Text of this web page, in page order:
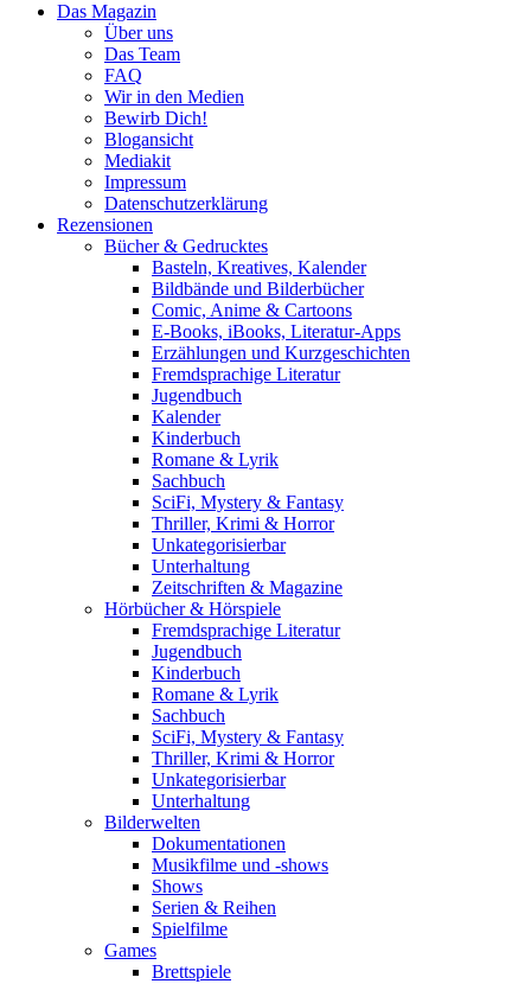
Das Magazin
Über uns
Das Team
FAQ
Wir in den Medien
Bewirb Dich!
Blogansicht
Mediakit
Impressum
Datenschutzerklärung
Rezensionen
Bücher & Gedrucktes
Basteln, Kreatives, Kalender
Bildbände und Bilderbücher
Comic, Anime & Cartoons
E-Books, iBooks, Literatur-Apps
Erzählungen und Kurzgeschichten
Fremdsprachige Literatur
Jugendbuch
Kalender
Kinderbuch
Romane & Lyrik
Sachbuch
SciFi, Mystery & Fantasy
Thriller, Krimi & Horror
Unkategorisierbar
Unterhaltung
Zeitschriften & Magazine
Hörbücher & Hörspiele
Fremdsprachige Literatur
Jugendbuch
Kinderbuch
Romane & Lyrik
Sachbuch
SciFi, Mystery & Fantasy
Thriller, Krimi & Horror
Unkategorisierbar
Unterhaltung
Bilderwelten
Dokumentationen
Musikfilme und -shows
Shows
Serien & Reihen
Spielfilme
Games
Brettspiele